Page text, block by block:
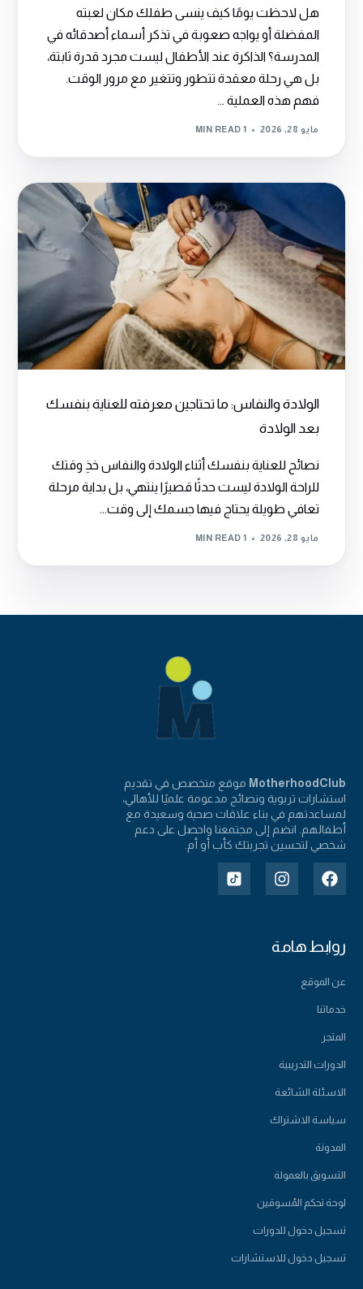
هل لاحظت يومًا كيف ينسى طفلك مكان لعبته
المفضلة أو يواجه صعوبة في تذكر أسماء أصدقائه في
المدرسة؟ الذاكرة عند الأطفال ليست مجرد قدرة ثابتة،
بل هي رحلة معقدة تتطور وتتغير مع مرور الوقت.
فهم هذه العملية ...
مايو 28, 2026 1 MIN READ
الولادة والنفاس: ما تحتاجين معرفته للعناية بنفسك
بعد الولادة
نصائح للعناية بنفسك أثناء الولادة والنفاس خذِ وقتك
للراحة الولادة ليست حدثًا قصيرًا ينتهي، بل بداية مرحلة
تعافي طويلة يحتاج فيها جسمك إلى وقت...
مايو 28, 2026 1 MIN READ
MotherhoodClub موقع متخصص في تقديم
استشارات تربوية ونصائح مدعومة علميًا للأهالي،
لمساعدتهم في بناء علاقات صحية وسعيدة مع
أطفالهم. انضم إلى مجتمعنا واحصل على دعم
شخصي لتحسين تجربتك كأب أو أم.
روابط هامة
عن الموقع
خدماتنا
المتجر
الدورات التدريبية
الاسئلة الشائعة
سياسة الاشتراك
المدونة
التسويق بالعمولة
لوحة تحكم المُسوقين
تسجيل دخول للدورات
تسجيل دخول للاستشارات